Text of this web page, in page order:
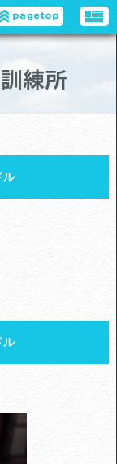
ル
ル